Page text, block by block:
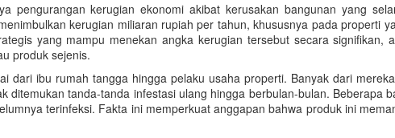
pengurangan kerugian ekonomi akibat kerusakan bangunan yang
kerugian miliaran rupiah per tahun, khususnya pada properti
yang mampu menekan angka kerugian tersebut secara signifikan,
produk sejenis.
dari ibu rumah tangga hingga pelaku usaha properti. Banyak dari
tanda-tanda infestasi ulang hingga berbulan-bulan. Beberapa
terinfeksi. Fakta ini memperkuat anggapan bahwa produk ini